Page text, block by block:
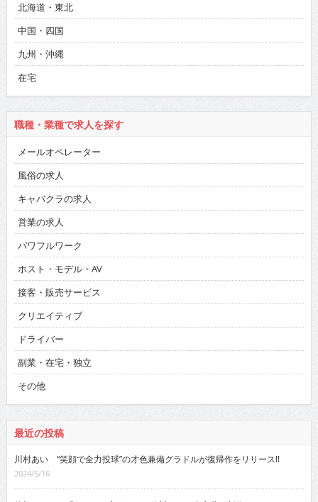
北海道・東北
中国・四国
九州・沖縄
在宅
職種・業種で求人を探す
メールオペレーター
風俗の求人
キャバクラの求人
営業の求人
パワフルワーク
ホスト・モデル・AV
接客・販売サービス
クリエイティブ
ドライバー
副業・在宅・独立
その他
最近の投稿
川村あい “笑顔で全力投球”の才色兼備グラドルが復帰作をリリース!!
2024/5/16